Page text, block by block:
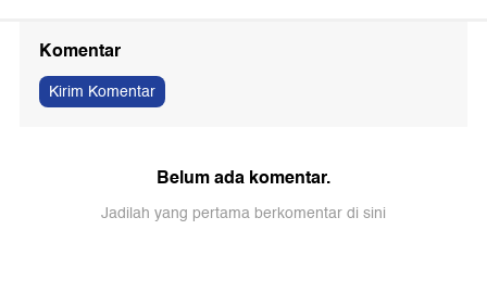
Komentar
Kirim Komentar
Belum ada komentar.
Jadilah yang pertama berkomentar di sini